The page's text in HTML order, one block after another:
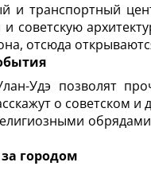
и транспортный
и советскую
отсюда
Удэ позволят
о советском
городом